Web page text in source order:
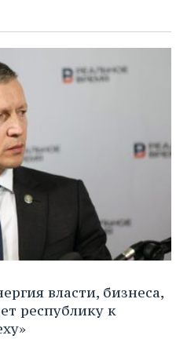
власти, бизнеса,
республику к